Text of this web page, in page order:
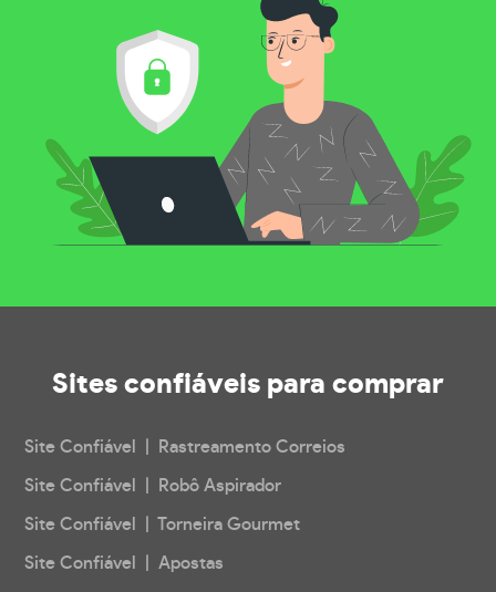
Sites confiáveis para comprar
Site Confiável | Rastreamento Correios
Site Confiável | Robô Aspirador
Site Confiável | Torneira Gourmet
Site Confiável | Apostas